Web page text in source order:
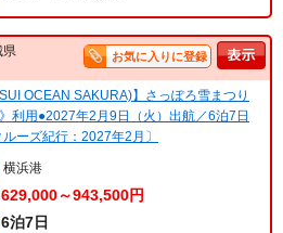
県 お気に入りに登録
OCEAN SAKURA)】さっぽろ雪まつり
利用●2027年2月9日（火）出航／6泊7日
ーズ紀行：2027年2月〕
横浜港
629,000～943,500円
6泊7日